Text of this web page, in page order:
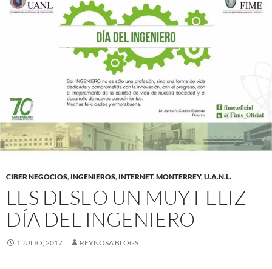
CIBER NEGOCIOS, INGENIEROS, INTERNET,MONTERREY,U.A.N.L.
LES DESEO UN MUY FELIZ
DÍA DEL INGENIERO
1 JULIO, 2017 REYNOSA BLOGS